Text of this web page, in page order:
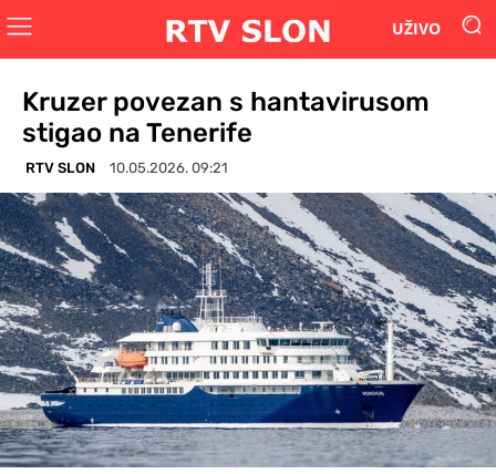
UŽIVO
Kruzer povezan s hantavirusom
stigao na Tenerife
RTV SLON 10.05.2026. 09:21